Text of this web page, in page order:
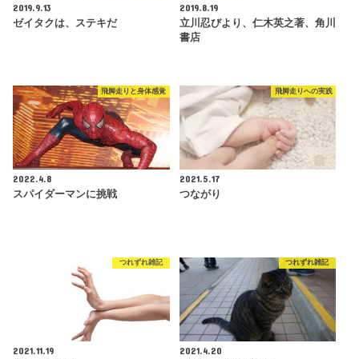
2019.9.13
ゼイタクは、ステキだ
2019.8.19
立川忍びより、仁木英之著、角川
書店
飛脚走りと身体感覚
2022.4.8
スパイダーマンに挑戦
飛脚走りへの実践
2021.5.17
つながり
つれずれ雑記
2021.11.19
つれずれ雑記
2021.4.20